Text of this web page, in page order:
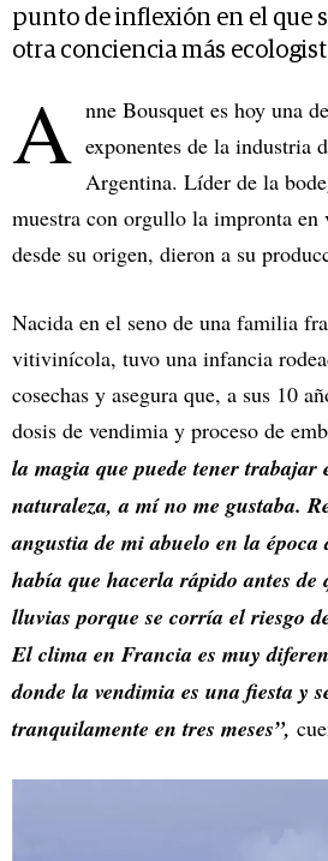
punto de inflexión en el que
otra conciencia más
A nne Bousquet es hoy una
exponentes de la industria
Argentina. Líder de la
muestra con orgullo la impronta en
desde su origen, dieron a su
Nacida en el seno de una familia
vitivinícola, tuvo una infancia
cosechas y asegura que, a sus 10
dosis de vendimia y proceso de
la magia que puede tener trabajar
naturaleza, a mí no me gustaba.
angustia de mi abuelo en la época
había que hacerla rápido antes de
lluvias porque se corría el riesgo
El clima en Francia es muy
donde la vendimia es una fiesta y
tranquilamente en tres meses”,